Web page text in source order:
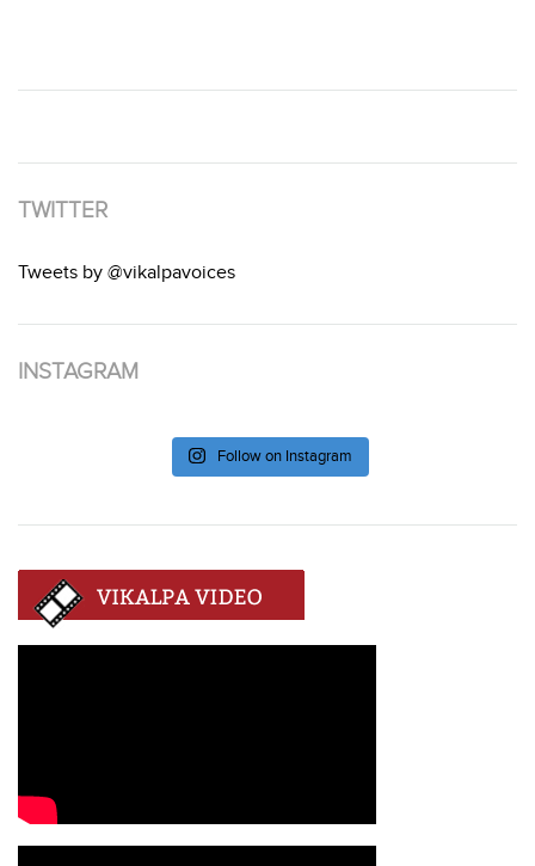
TWITTER
Tweets by @vikalpavoices
INSTAGRAM
Follow on Instagram